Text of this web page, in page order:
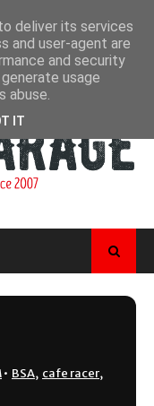
• BSA, cafe racer,
deliver its services
and user-agent are
and security
usage
abuse.
IT